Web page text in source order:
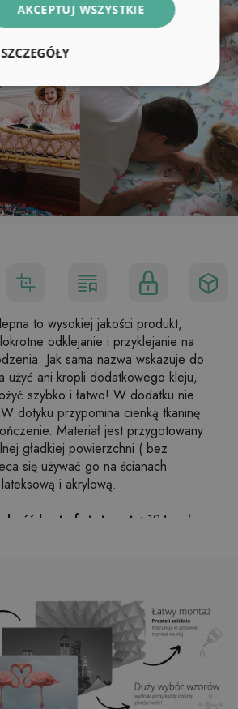
to wysokiej jakości produkt,
odklejanie i przyklejanie na
Jak sama nazwa wskazuje do
użyć ani kropli dodatkowego kleju,
szybko i łatwo! W dodatku nie
dotyku przypomina cienką tkaninę
Materiał jest przygotowany
gładkiej powierzchni ( bez
się używać go na ścianach
i akrylową.
brytu fototapety: 124cm (w
sypialnia, pomieszczenia
i wiele innych
AKCEPTUJ WSZYSTKIE